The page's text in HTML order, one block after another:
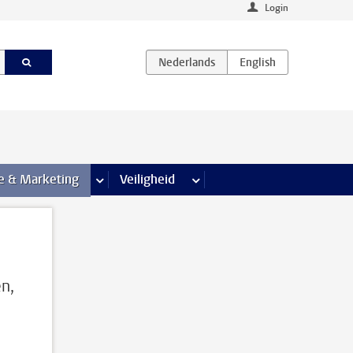
Login
& Marketing meer Communicatie & Marketing pagina’s
Veiligheid meer Veiligheid pagina’s